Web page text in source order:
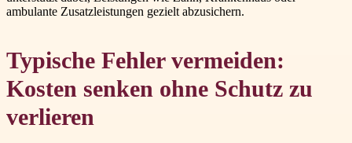
ambulante Zusatzleistungen gezielt abzusichern.
Typische Fehler vermeiden:
Kosten senken ohne Schutz zu
verlieren